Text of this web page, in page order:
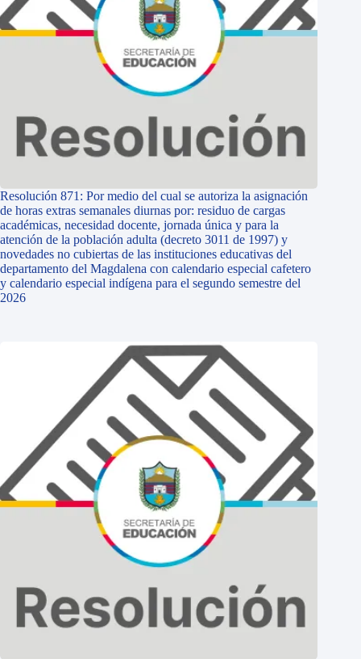
Resolución 871: Por medio del cual se autoriza la asignación
de horas extras semanales diurnas por: residuo de cargas
académicas, necesidad docente, jornada única y para la
atención de la población adulta (decreto 3011 de 1997) y
novedades no cubiertas de las instituciones educativas del
departamento del Magdalena con calendario especial cafetero
y calendario especial indígena para el segundo semestre del
2026